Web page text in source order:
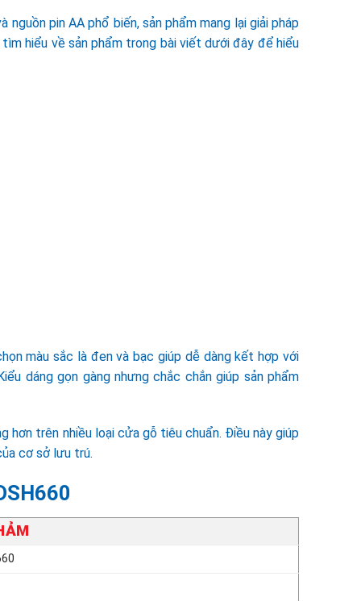
pin AA phổ biến, sản phẩm mang lại giải pháp
hiểu về sản phẩm trong bài viết dưới đây để hiểu
màu sắc là đen và bạc giúp dễ dàng kết hợp với
dáng gọn gàng nhưng chắc chắn giúp sản phẩm
trên nhiều loại cửa gỗ tiêu chuẩn. Điều này giúp
cơ sở lưu trú.